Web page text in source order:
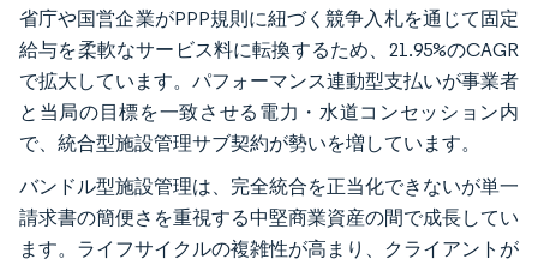
省庁や国営企業がPPP規則に紐づく競争入札を通じて固定
給与を柔軟なサービス料に転換するため、21.95%のCAGR
で拡大しています。パフォーマンス連動型支払いが事業者
と当局の目標を一致させる電力・水道コンセッション内
で、統合型施設管理サブ契約が勢いを増しています。
バンドル型施設管理は、完全統合を正当化できないが単一
請求書の簡便さを重視する中堅商業資産の間で成長してい
ます。ライフサイクルの複雑性が高まり、クライアントが